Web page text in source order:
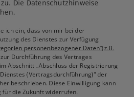
zu. Die Datenschutzhinweise
ich ein, dass von mir bei der
des Dienstes zur Verfügung
personenbezogener Daten“(z.B.
zur Durchführung des Vertrages
Abschnitt „Abschluss der Registrierung
(Vertragsdurchführung)“ der
beschrieben. Diese Einwilligung kann
die Zukunft widerrufen.